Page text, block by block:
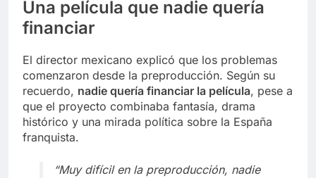
Una película que nadie quería
financiar
El director mexicano explicó que los problemas
comenzaron desde la preproducción. Según su
recuerdo, nadie quería financiar la película, pese a
que el proyecto combinaba fantasía, drama
histórico y una mirada política sobre la España
franquista.
“Muy difícil en la preproducción, nadie